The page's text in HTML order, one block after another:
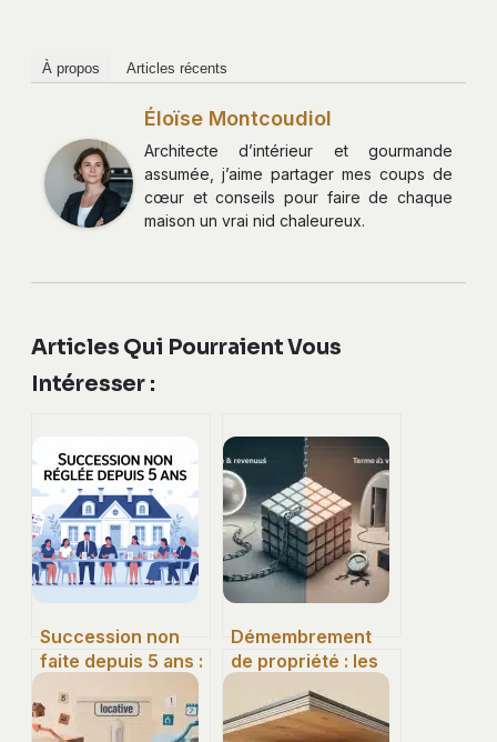
À propos Articles récents
Éloïse Montcoudiol
Architecte d’intérieur et gourmande
assumée, j’aime partager mes coups de
cœur et conseils pour faire de chaque
maison un vrai nid chaleureux.
Articles Qui Pourraient Vous
Intéresser :
Succession non
faite depuis 5 ans :
solutions et délais
à connaître
Démembrement
de propriété : les
risques financiers
et blocages
juridiques à